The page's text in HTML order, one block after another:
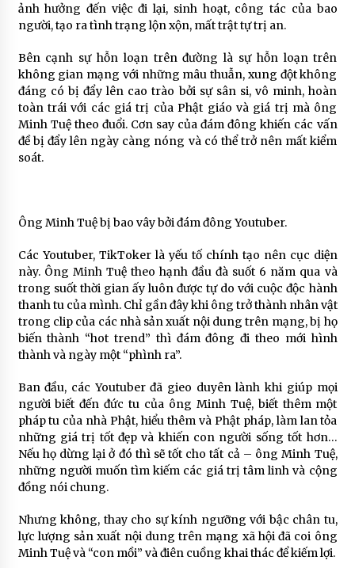
ảnh hưởng đến việc đi lại, sinh hoạt, công tác của bao
người, tạo ra tình trạng lộn xộn, mất trật tự trị an.
Bên cạnh sự hỗn loạn trên đường là sự hỗn loạn trên
không gian mạng với những mâu thuẫn, xung đột không
đáng có bị đẩy lên cao trào bởi sự sân si, vô minh, hoàn
toàn trái với các giá trị của Phật giáo và giá trị mà ông
Minh Tuệ theo đuổi. Cơn say của đám đông khiến các vấn
đề bị đẩy lên ngày càng nóng và có thể trở nên mất kiểm
soát.
Ông Minh Tuệ bị bao vây bởi đám đông Youtuber.
Các Youtuber, TikToker là yếu tố chính tạo nên cục diện
này. Ông Minh Tuệ theo hạnh đầu đà suốt 6 năm qua và
trong suốt thời gian ấy luôn được tự do với cuộc độc hành
thanh tu của mình. Chỉ gần đây khi ông trở thành nhân vật
trong clip của các nhà sản xuất nội dung trên mạng, bị họ
biến thành “hot trend” thì đám đông đi theo mới hình
thành và ngày một “phình ra”.
Ban đầu, các Youtuber đã gieo duyên lành khi giúp mọi
người biết đến đức tu của ông Minh Tuệ, biết thêm một
pháp tu của nhà Phật, hiểu thêm và Phật pháp, làm lan tỏa
những giá trị tốt đẹp và khiến con người sống tốt hơn…
Nếu họ dừng lại ở đó thì sẽ tốt cho tất cả – ông Minh Tuệ,
những người muốn tìm kiếm các giá trị tâm linh và cộng
đồng nói chung.
Nhưng không, thay cho sự kính ngưỡng với bậc chân tu,
lực lượng sản xuất nội dung trên mạng xã hội đã coi ông
Minh Tuệ và “con mồi” và điên cuồng khai thác để kiếm lợi.